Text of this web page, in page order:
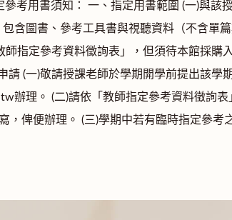
考用書須知： 一、指定用書範圍 (一)與該
含圖書、參考工具書與視聽資料（不含單
指定參考資料徵詢表」，但須待本館採購
請 (一)敬請授課老師於學期開學前提出該學
辦理。 (二)請依「教師指定參考資料徵詢表
，俾便辦理。 (三)學期中若有臨時指定參考